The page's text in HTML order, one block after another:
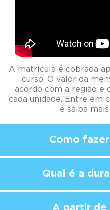
cada unidade. Entre em
e saiba
Como
Qual é a
possível
estudar
A aula